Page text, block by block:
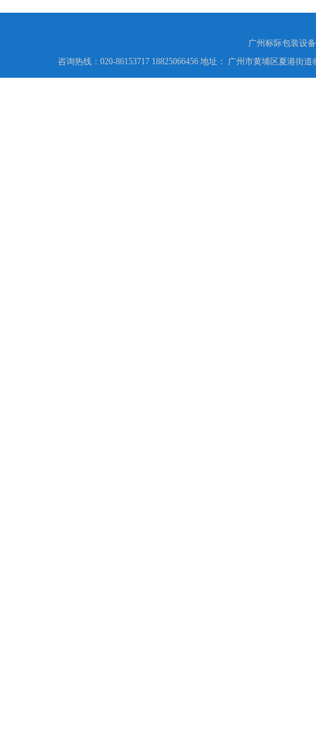
广州标际包装设
咨询热线：020-86153717 18825066456 地址： 广州市黄埔区夏港街